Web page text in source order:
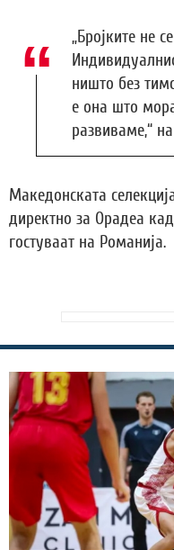
„Бројките не
ништо без
е она што
развиваме,“
Македонската
директно за Орадеа
гостуваат на Романија.